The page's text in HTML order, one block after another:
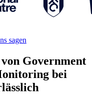
sagen
Government
bei